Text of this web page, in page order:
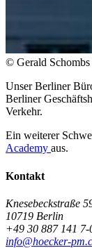
© Gerald
Unser Berliner
Berliner
Verkehr.
Ein weiterer
Academy aus.
Kontakt
Knesebeckstraße
10719 Berlin
+49 30 887 141 7-
info@hoecker-